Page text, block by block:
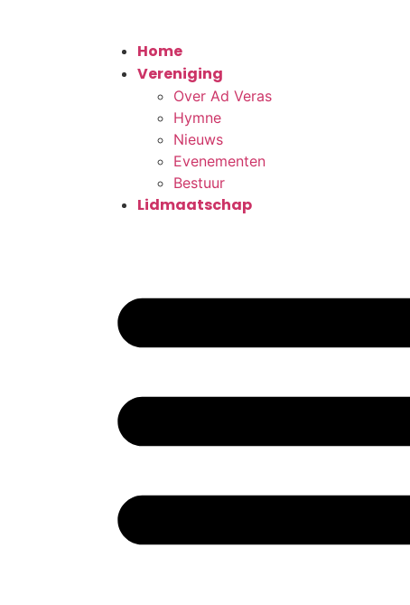
Home
Vereniging
Over Ad Veras
Hymne
Nieuws
Evenementen
Bestuur
Lidmaatschap